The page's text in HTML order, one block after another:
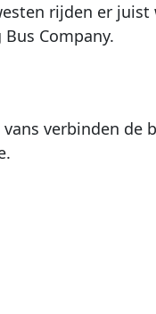
rijden er juist
Company.
verbinden de